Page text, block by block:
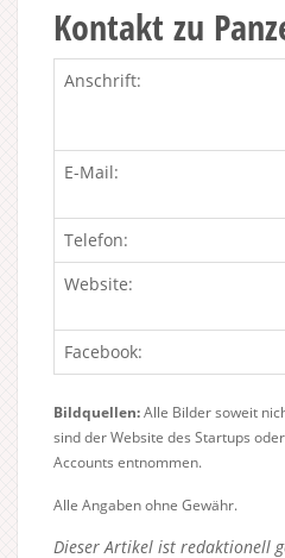
Kontakt zu
Anschrift:
E-Mail:
Telefon:
Website:
Facebook:
Bildquellen:Alle Bilder soweit
sind der Website des Startups
Accounts entnommen.
Alle Angaben ohne Gewähr.
Dieser Artikel ist redaktionell